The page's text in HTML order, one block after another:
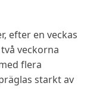
efter en veckas
veckorna
flera
starkt av